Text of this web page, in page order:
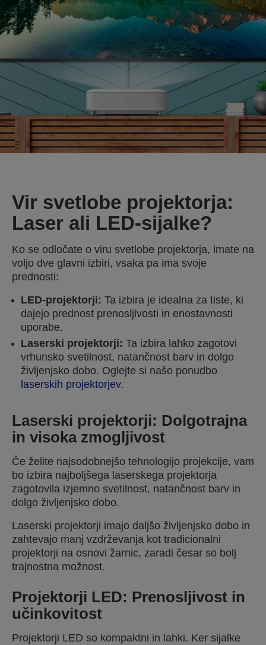
Vir svetlobe projektorja:
Laser ali LED-sijalke?
Ko se odločate o viru svetlobe projektorja, imate na
voljo dve glavni izbiri, vsaka pa ima svoje
prednosti:
LED-projektorji: Ta izbira je idealna za tiste, ki
dajejo prednost prenosljivosti in enostavnosti
uporabe.
Laserski projektorji: Ta izbira lahko zagotovi
vrhunsko svetilnost, natančnost barv in dolgo
življenjsko dobo. Oglejte si našo ponudbo
laserskih projektorjev.
Laserski projektorji: Dolgotrajna
in visoka zmogljivost
Če želite najsodobnejšo tehnologijo projekcije, vam
bo izbira najboljšega laserskega projektorja
zagotovila izjemno svetilnost, natančnost barv in
dolgo življenjsko dobo.
Laserski projektorji imajo daljšo življenjsko dobo in
zahtevajo manj vzdrževanja kot tradicionalni
projektorji na osnovi žarnic, zaradi česar so bolj
trajnostna možnost.
Projektorji LED: Prenosljivost in
učinkovitost
Projektorji LED so kompaktni in lahki. Ker sijalke